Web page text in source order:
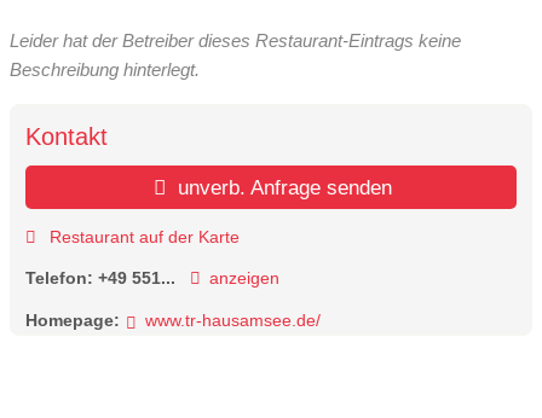
Leider hat der Betreiber dieses Restaurant-Eintrags keine
Beschreibung hinterlegt.
Kontakt
unverb. Anfrage senden
Restaurant auf der Karte
Telefon: +49 551... anzeigen
Homepage: www.tr-hausamsee.de/